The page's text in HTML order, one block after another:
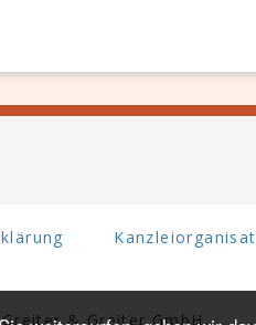
& Greiter GmbH.